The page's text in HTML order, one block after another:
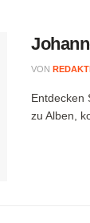
VON
Entdecken
zu Alben,